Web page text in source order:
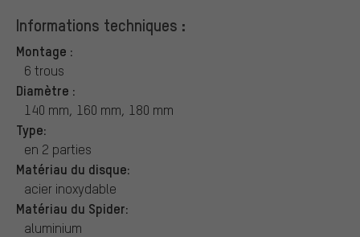
Informations techniques :
Montage :
6 trous
Diamètre :
140 mm, 160 mm, 180 mm
Type:
en 2 parties
Matériau du disque:
acier inoxydable
Matériau du Spider:
aluminium